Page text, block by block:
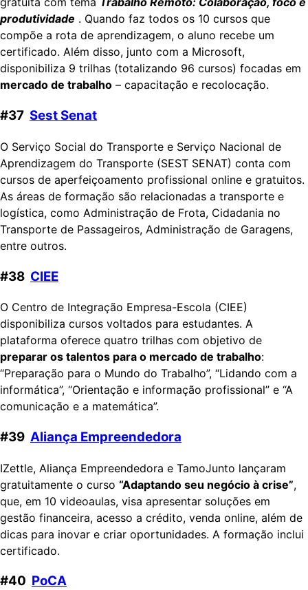
produtividade . Quando faz todos os 10 cursos que
compõe a rota de aprendizagem, o aluno recebe um
certificado. Além disso, junto com a Microsoft,
disponibiliza 9 trilhas (totalizando 96 cursos) focadas em
mercado de trabalho – capacitação e recolocação.
#37 Sest Senat
O Serviço Social do Transporte e Serviço Nacional de
Aprendizagem do Transporte (SEST SENAT) conta com
cursos de aperfeiçoamento profissional online e gratuitos.
As áreas de formação são relacionadas a transporte e
logística, como Administração de Frota, Cidadania no
Transporte de Passageiros, Administração de Garagens,
entre outros.
#38 CIEE
O Centro de Integração Empresa-Escola (CIEE)
disponibiliza cursos voltados para estudantes. A
plataforma oferece quatro trilhas com objetivo de
preparar os talentos para o mercado de trabalho:
“Preparação para o Mundo do Trabalho”, “Lidando com a
informática”, “Orientação e informação profissional” e “A
comunicação e a matemática”.
#39 Aliança Empreendedora
IZettle, Aliança Empreendedora e TamoJunto lançaram
gratuitamente o curso “Adaptando seu negócio à crise”,
que, em 10 videoaulas, visa apresentar soluções em
gestão financeira, acesso a crédito, venda online, além de
dicas para inovar e criar oportunidades. A formação inclui
certificado.
#40 PoCA